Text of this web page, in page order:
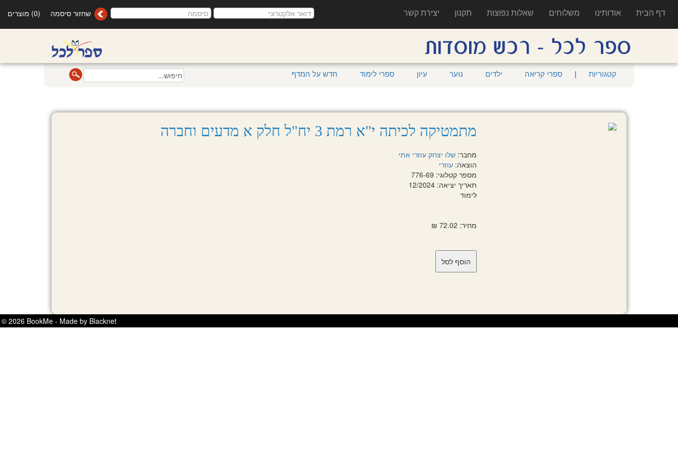
דף הבית אודותינו משלוחים שאלות נפוצות תקנון יצירת קשר שחזור סיסמה (0) מוצרים
קטגוריות | ספרי קריאה ילדים נוער עיון ספרי לימוד חדש על המדף
מתמטיקה לכיתה י"א רמת 3 יח"ל חלק א מדעים וחברה
מחבר:שלו יצחק עוזרי אתי
הוצאה:עוזרי
מספר קטלוגי: 776-69
תאריך יציאה: 12/2024
לימוד
מחיר: 72.02 ₪
© 2026 BookMe - Made by Blacknet